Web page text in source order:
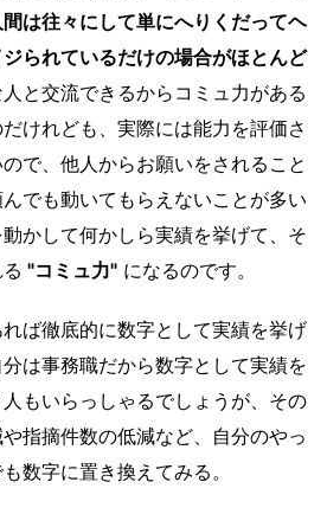
は往々にして単にへりくだってヘ
られているだけの場合がほとんど
と交流できるからコミュ力がある
けれども、実際には能力を評価さ
で、他人からお願いをされること
でも動いてもらえないことが多い
かして何かしら実績を挙げて、そ
"コミュ力" になるのです。
ば徹底的に数字として実績を挙げ
は事務職だから数字として実績を
もいらっしゃるでしょうが、その
指摘件数の低減など、自分のやっ
数字に置き換えてみる。